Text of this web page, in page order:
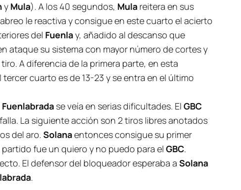
y Mula). A los 40 segundos, Mula reitera en sus
le reactiva y consigue en este cuarto el acierto
del Fuenlay, añadido al descanso que
ataque su sistema con mayor número de cortes y
A diferencia de la primera parte, en esta
cuarto es de 13-23 y se entra en el último
Fuenlabrada se veía en serias dificultades. El GBC
La siguiente acción son 2 tiros libres anotados
del aro. Solanaentonces consigue su primer
partido fue un quiero y no puedo para el GBC.
El defensor del bloqueador esperaba a Solana
.